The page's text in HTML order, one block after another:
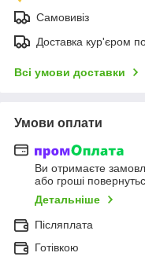
Самовивіз
Доставка кур'єром
Всі умови доставки
Умови оплати
Ви отримаєте
або гроші
Детальніше
Післяплата
Готівкою